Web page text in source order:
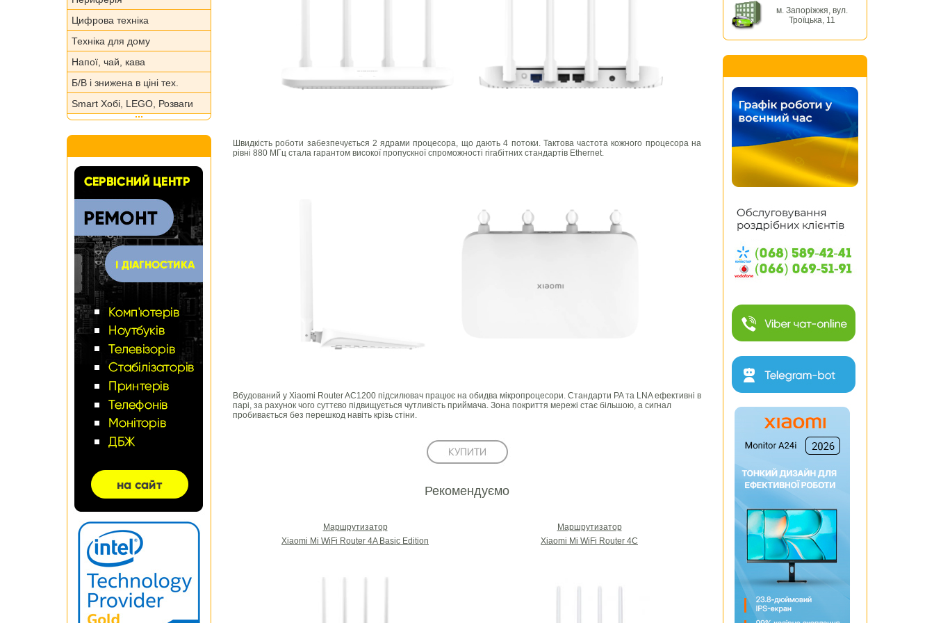
Цифрова техніка
Техніка для дому
Напої, чай, кава
Б/В і знижена в ціні тех.
Smart Хобі, LEGO, Розваги
Швидкість роботи забезпечується 2 ядрами процесора, що дають 4 потоки. Тактова частота кожного процесора на
рівні 880 МГц стала гарантом високої пропускної спроможності гігабітних стандартів Ethernet.
Вбудований у Xiaomi Router AC1200 підсилювач працює на обидва мікропроцесори. Стандарти PA та LNA ефективні в
парі, за рахунок чого суттєво підвищується чутливість приймача. Зона покриття мережі стає більшою, а сигнал
пробивається без перешкод навіть крізь стіни.
Рекомендуємо
Маршрутизатор
Xiaomi Mi WiFi Router 4A Basic Edition
Маршрутизатор
Xiaomi Mi WiFi Router 4С
м. Запоріжжя, вул.
Троїцька, 11